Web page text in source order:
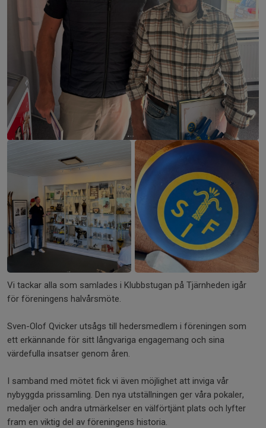
Vi tackar alla som samlades i Klubbstugan på Tjärnheden igår
för föreningens halvårsmöte.
Sven-Olof Qvicker utsågs till hedersmedlem i föreningen som
ett erkännande för sitt långvariga engagemang och sina
värdefulla insatser genom åren.
I samband med mötet fick vi även möjlighet att inviga vår
nybyggda prissamling. Den nya utställningen ger våra pokaler,
medaljer och andra utmärkelser en välförtjänt plats och lyfter
fram en viktig del av föreningens historia.